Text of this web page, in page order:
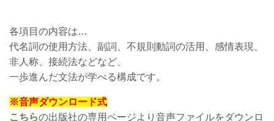
各項目の内容は…
代名詞の使用方法、副詞、不規則動詞の活用、感情表現、
非人称、接続法などなど、
一歩進んだ文法が学べる構成です。
※音声ダウンロード式
こちらの出版社の専用ページより音声ファイルをダウンロ